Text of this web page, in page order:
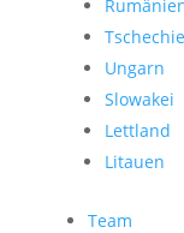
Ungarn
Slowakei
Lettland
Litauen
Team